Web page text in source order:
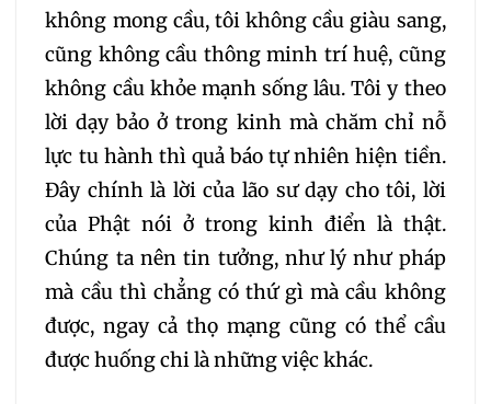
355 356 357
358 359 360
361 362 363
364 365 366
367 368 369
370 371 372
không mong cầu, tôi không cầu giàu sang,
cũng không cầu thông minh trí huệ, cũng
không cầu khỏe mạnh sống lâu. Tôi y theo
lời dạy bảo ở trong kinh mà chăm chỉ nỗ
lực tu hành thì quả báo tự nhiên hiện tiền.
Đây chính là lời của lão sư dạy cho tôi, lời
của Phật nói ở trong kinh điển là thật.
Chúng ta nên tin tưởng, như lý như pháp
mà cầu thì chẳng có thứ gì mà cầu không
được, ngay cả thọ mạng cũng có thể cầu
được huống chi là những việc khác.